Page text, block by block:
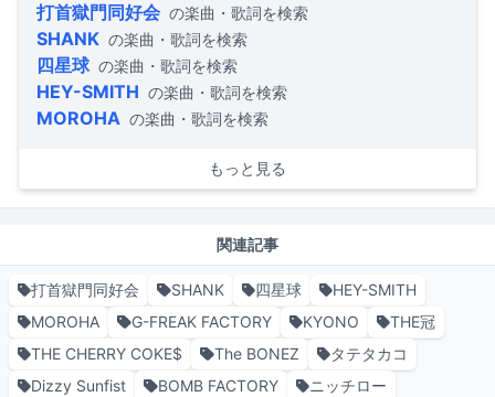
打首獄門同好会 の楽曲・歌詞を検索
SHANK の楽曲・歌詞を検索
四星球 の楽曲・歌詞を検索
HEY-SMITH の楽曲・歌詞を検索
MOROHA の楽曲・歌詞を検索
もっと見る
関連記事
打首獄門同好会 SHANK 四星球
HEY-SMITH
MOROHA
G-FREAK FACTORY KYONO
THE冠
THE CHERRY COKE$
The BONEZ
タテタカコ
Dizzy Sunfist
BOMB FACTORY
ニッチロー